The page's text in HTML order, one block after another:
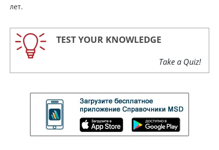
лет.
TEST YOUR KNOWLEDGE
Take a Quiz!